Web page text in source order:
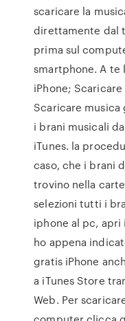
scaricare la
direttamente dal
prima sul
smartphone. A te
iPhone;
Scaricare
i brani musicali
iTunes. la
caso, che i brani
trovino nella
selezioni tutti i
iphone al pc, apri
ho appena
gratis iPhone
a iTunes Store
Web. Per